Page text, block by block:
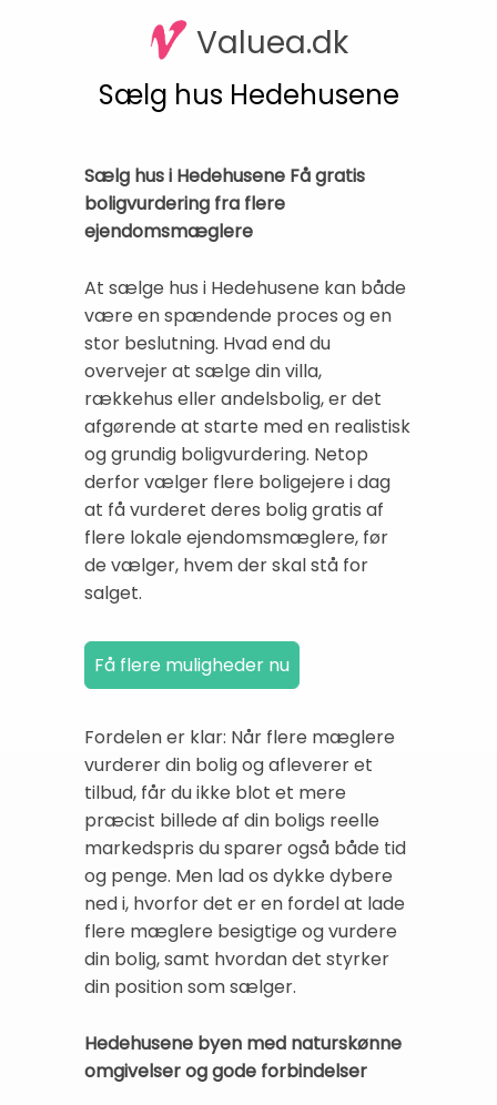
Valuea.dk
Sælg hus Hedehusene
Sælg hus i Hedehusene Få gratis
boligvurdering fra flere
ejendomsmæglere
At sælge hus i Hedehusene kan både
være en spændende proces og en
stor beslutning. Hvad end du
overvejer at sælge din villa,
rækkehus eller andelsbolig, er det
afgørende at starte med en realistisk
og grundig boligvurdering. Netop
derfor vælger flere boligejere i dag
at få vurderet deres bolig gratis af
flere lokale ejendomsmæglere, før
de vælger, hvem der skal stå for
salget.
Fordelen er klar: Når flere mæglere
vurderer din bolig og afleverer et
tilbud, får du ikke blot et mere
præcist billede af din boligs reelle
markedspris du sparer også både tid
og penge. Men lad os dykke dybere
ned i, hvorfor det er en fordel at lade
flere mæglere besigtige og vurdere
din bolig, samt hvordan det styrker
din position som sælger.
Hedehusene byen med naturskønne
omgivelser og gode forbindelser